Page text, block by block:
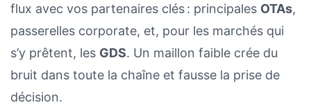
flux avec vos partenaires clés : principales OTAs,
passerelles corporate, et, pour les marchés qui
s’y prêtent, les GDS. Un maillon faible crée du
bruit dans toute la chaîne et fausse la prise de
décision.